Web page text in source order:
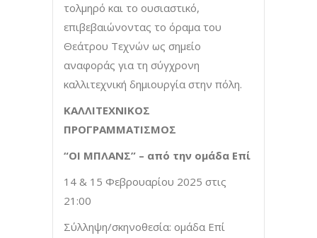
τολμηρό και το ουσιαστικό,
επιβεβαιώνοντας το όραμα του
Θεάτρου Τεχνών ως σημείο
αναφοράς για τη σύγχρονη
καλλιτεχνική δημιουργία στην πόλη.
ΚΑΛΛΙΤΕΧΝΙΚΟΣ
ΠΡΟΓΡΑΜΜΑΤΙΣΜΟΣ
“ΟΙ ΜΠΛΑΝΣ” – από την ομάδα Επί
14 & 15 Φεβρουαρίου 2025 στις
21:00
Σύλληψη/σκηνοθεσία: ομάδα Επί